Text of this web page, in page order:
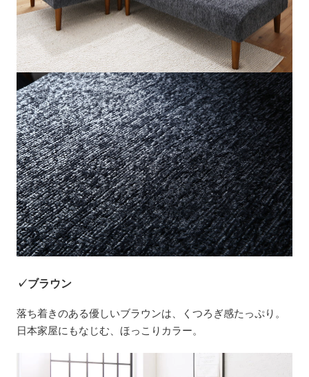
✓ブラウン
落ち着きのある優しいブラウンは、くつろぎ感たっぷり。
日本家屋にもなじむ、ほっこりカラー。